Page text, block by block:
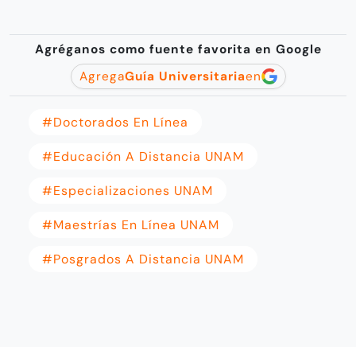
Agréganos como fuente favorita en Google
AgregaGuía Universitariaen
#Doctorados En Línea
#educación A Distancia UNAM
#Especializaciones UNAM
#Maestrías En Línea UNAM
#Posgrados A Distancia UNAM